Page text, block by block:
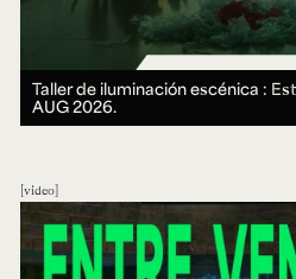
Taller de iluminación escénica :
AUG 2026.
video